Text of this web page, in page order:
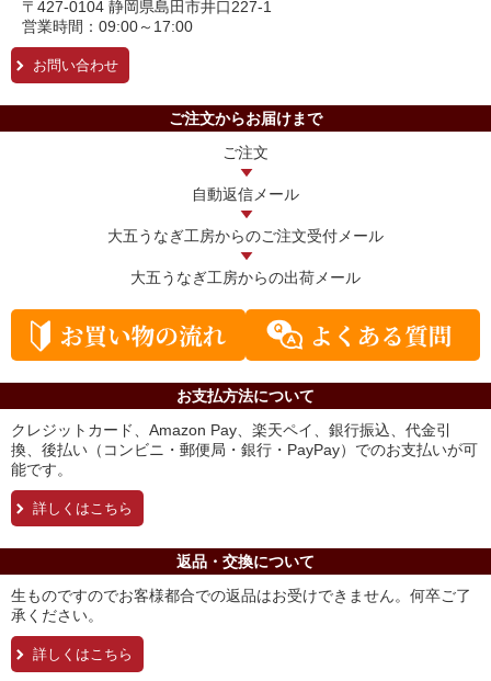
〒427-0104 静岡県島田市井口227-1
営業時間：09:00～17:00
お問い合わせ
ご注文からお届けまで
ご注文
自動返信メール
大五うなぎ工房からのご注文受付メール
大五うなぎ工房からの出荷メール
お支払方法について
クレジットカード、Amazon Pay、楽天ペイ、銀行振込、代金引
換、後払い（コンビニ・郵便局・銀行・PayPay）でのお支払いが可
能です。
詳しくはこちら
返品・交換について
生ものですのでお客様都合での返品はお受けできません。何卒ご了
承ください。
詳しくはこちら